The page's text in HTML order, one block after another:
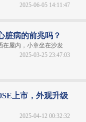
2025-06-05 14:11:47
脏病的前兆吗？
在屋内，小章坐在沙发
2025-03-25 23:47:03
上市，外观升级
2025-04-12 00:32:32